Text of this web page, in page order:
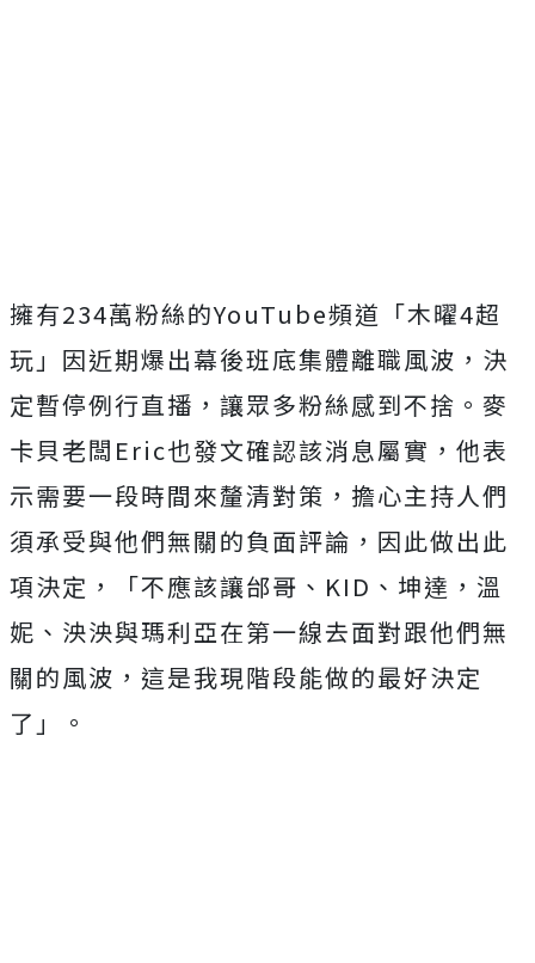
擁有234萬粉絲的YouTube頻道「木曜4超
玩」因近期爆出幕後班底集體離職風波，決
定暫停例行直播，讓眾多粉絲感到不捨。麥
卡貝老闆Eric也發文確認該消息屬實，他表
示需要一段時間來釐清對策，擔心主持人們
須承受與他們無關的負面評論，因此做出此
項決定，「不應該讓邰哥、KID、坤達，溫
妮、泱泱與瑪利亞在第一線去面對跟他們無
關的風波，這是我現階段能做的最好決定
了」。